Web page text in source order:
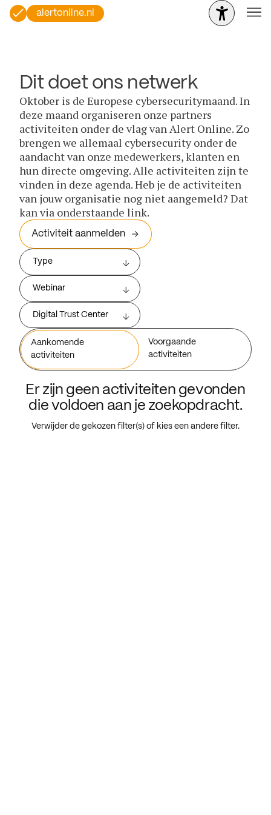
alertonline.nl
Dit doet ons netwerk
Oktober is de Europese cybersecuritymaand. In
deze maand organiseren onze partners
activiteiten onder de vlag van Alert Online. Zo
brengen we allemaal cybersecurity onder de
aandacht van onze medewerkers, klanten en
hun directe omgeving. Alle activiteiten zijn te
vinden in deze agenda. Heb je de activiteiten
van jouw organisatie nog niet aangemeld? Dat
kan via onderstaande link.
Activiteit aanmelden
Type
Webinar
Digital Trust Center
Aankomende
activiteiten
Voorgaande
activiteiten
Er zijn geen activiteiten gevonden
die voldoen aan je zoekopdracht.
Verwijder de gekozen filter(s) of kies een andere filter.